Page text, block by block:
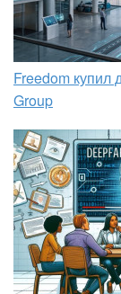
Freedom купил
Group